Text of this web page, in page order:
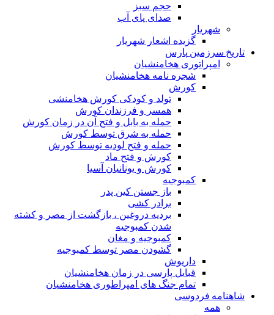
حجم سبز
صدای پای آب
شهریار
گزیده اشعار شهریار
تاریخ سرزمین پارس
امپراتوری هخامنشیان
شجره نامه هخامنشیان
کورش
تولد و کودکی کورش هخامنشی
همسر و فرزندان کورش
حمله به بابل و فتح آن در زمان کورش
حمله به شرق توسط کورش
حمله و فتح لودیه توسط کورش
کورش و فتح ماد
کورش و یونانیان آسیا
کمبوجیه
باز جستن کین پدر
برادر کشی
بردیه دروغین ، بازگشت از مصر و کشته
شدن کمبوجیه
کمبوجیه و مغان
گشودن مصر توسط کمبوجیه
داریوش
قبایل پارسی در زمان هخامنشیان
تمام جنگ های امپراطوری هخامنشیان
شاهنامه فردوسی
همه